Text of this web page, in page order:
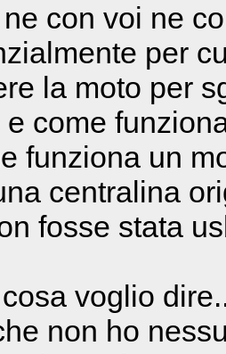
con voi ne
per
la moto per
come
funziona un
centralina
fosse stata
voglio
non ho